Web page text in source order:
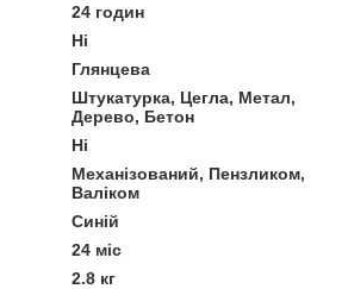
24 годин
Ні
Глянцева
Штукатурка, Цегла, Метал,
Дерево, Бетон
Ні
Механізований, Пензликом,
Валіком
Синій
24 міс
2.8 кг